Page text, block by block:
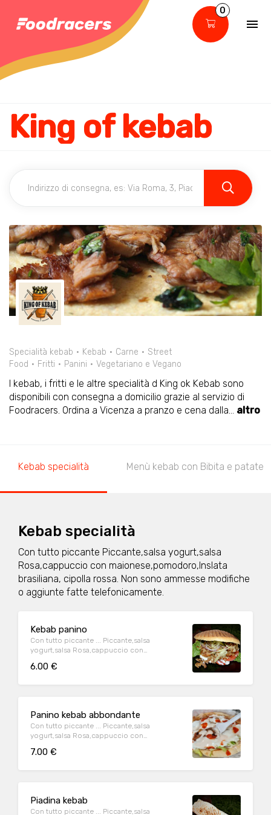
0
King of kebab
Specialità kebab Kebab Carne
Street
Food
Fritti Panini Vegetariano e Vegano
I kebab, i fritti e le altre specialità d King ok Kebab sono
disponibili con consegna a domicilio grazie al servizio di
Foodracers. Ordina a Vicenza a pranzo e cena dalla... altro
Kebab specialità Menù kebab con Bibita e patate
Kebab specialità
Con tutto piccante Piccante,salsa yogurt,salsa
Rosa,cappuccio con maionese,pomodoro,Inslata
brasiliana, cipolla rossa. Non sono ammesse modifiche
o aggiunte fatte telefonicamente.
Kebab panino
Con tutto piccante ... Piccante,salsa
yogurt,salsa Rosa,cappuccio con
cipolla rossa,
6.00 €
Panino kebab abbondante
Con tutto piccante ... Piccante,salsa
yogurt,salsa Rosa,cappuccio con
cipolla rossa,
7.00 €
Piadina kebab
Con tutto piccante ... Piccante,salsa